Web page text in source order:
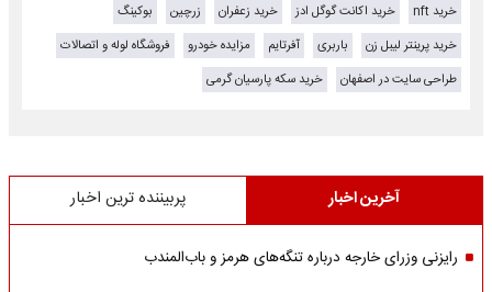
خرید nft
خرید اکانت گوگل ادز خرید زعفران زرچین
بوکینگ
خرید پرینتر لیبل زن
باربری آفرتایم مزایده خودرو
فروشگاه لوله و اتصالات
طراحی سایت در اصفهان
خرید سکه پارسیان گرمی
آخرین اخبار پربیننده ترین اخبار
رایزنی وزرای خارجه درباره تنگه‌های هرمز و باب‌المندب